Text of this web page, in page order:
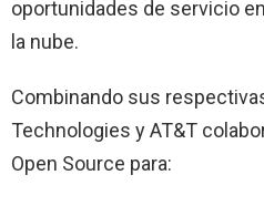
oportunidades de servicio
la nube.
Combinando sus
Technologies y AT&T
Open Source para: